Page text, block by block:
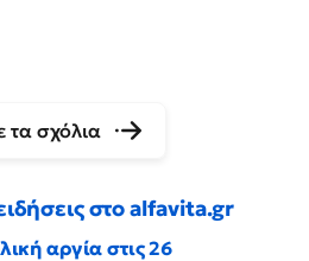
τα σχόλια
στο alfavita.gr
αργία στις 26